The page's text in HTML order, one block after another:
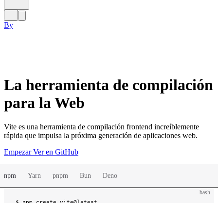
By
La herramienta de compilación
para la Web
Vite es una herramienta de compilación frontend increíblemente
rápida que impulsa la próxima generación de aplicaciones web.
EmpezarVer en GitHub
npm Yarn pnpm Bun Deno
bash